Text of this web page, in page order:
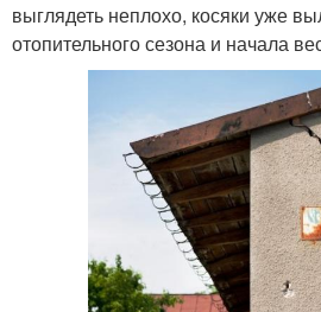
выглядеть неплохо, косяки уже
отопительного сезона и начала